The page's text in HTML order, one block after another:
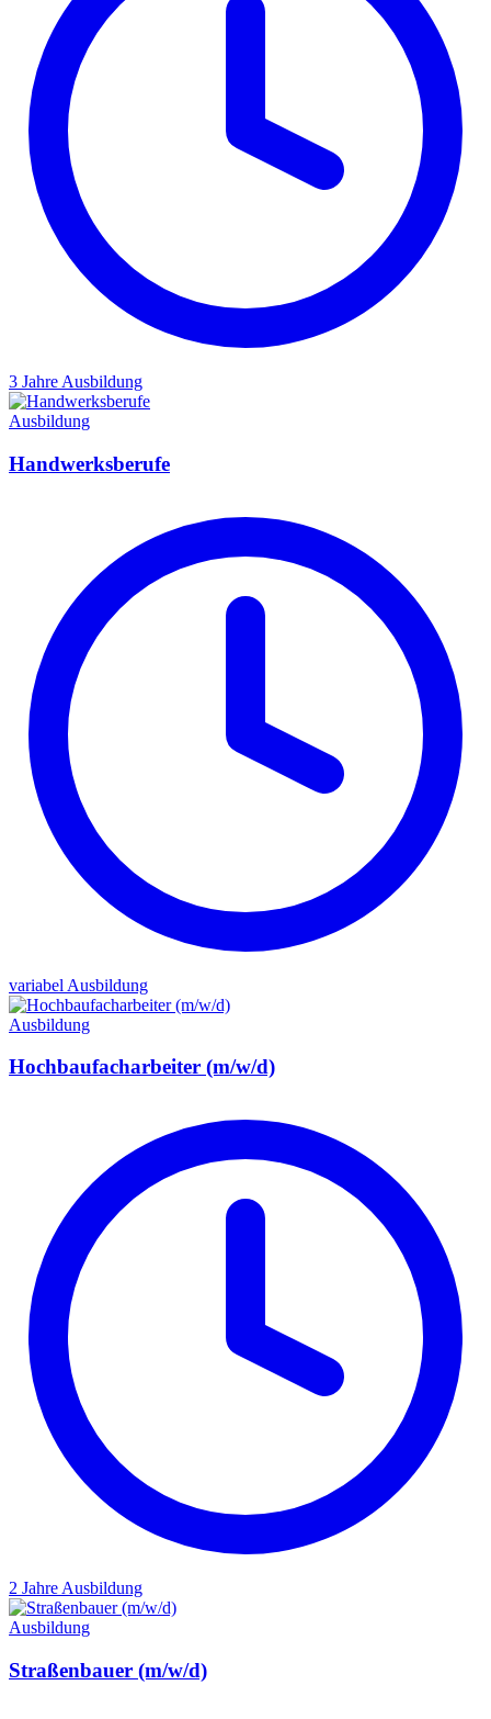
3 Jahre Ausbildung
Ausbildung
Handwerksberufe
variabel Ausbildung
Ausbildung
Hochbaufacharbeiter (m/w/d)
2 Jahre Ausbildung
Ausbildung
Straßenbauer (m/w/d)